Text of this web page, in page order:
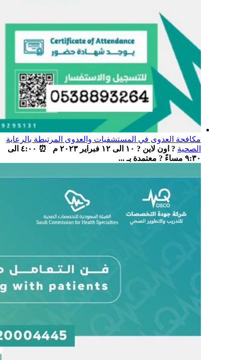
مكافحة العدوى في المستشفيات والعدوى المرتبطة بالرعاية
الصحية
? اون لاين ? ١٠ الى ١٢ فبراير ٢٠٢٣ م ⏰ ٤:٠٠ الى
٩:٣٠ مساءً ? معتمدة بـ ...